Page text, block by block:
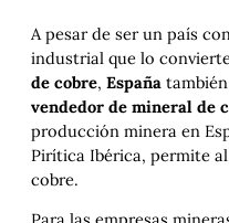
A pesar de ser un país
industrial que lo
de cobre, España
vendedor de mineral de
producción minera en
Pirítica Ibérica, permite
cobre.